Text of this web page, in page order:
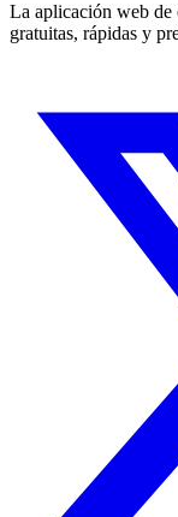
La aplicación web de
gratuitas, rápidas y